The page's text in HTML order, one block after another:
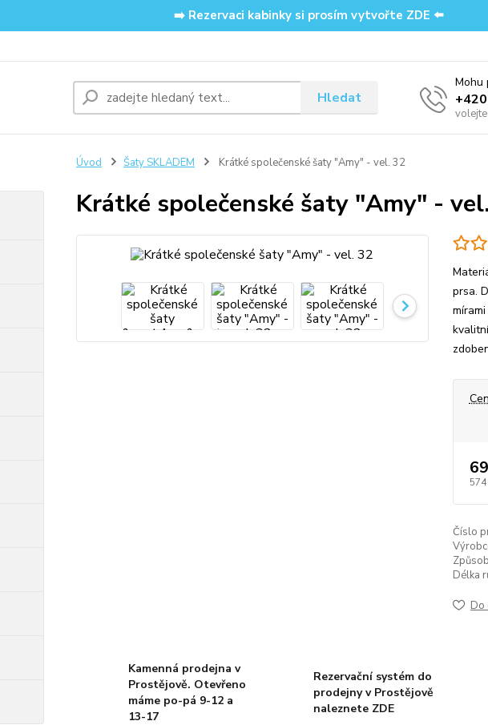
➡️ Rezervaci kabinky si prosím vytvořte ZDE ⬅️
Hledat
Mohu
Úvod Šaty SKLADEM Krátké společenské šaty "Amy" - vel. 32
Krátké společenské šaty "Amy" -
prsa.
574
Číslo
Délka
Do
Kamenná prodejna v
Prostějově. Otevřeno
máme po-pá 9-12 a
13-17
Rezervační systém do
prodejny v Prostějově
naleznete ZDE